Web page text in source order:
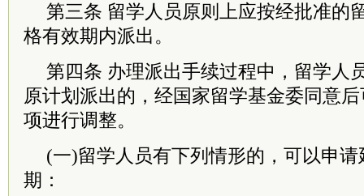
第三条 留学人员原则上应按经批准的
格有效期内派出。
第四条 办理派出手续过程中，留学人
原计划派出的，经国家留学基金委同意
项进行调整。
(一)留学人员有下列情形的，可以申
期：